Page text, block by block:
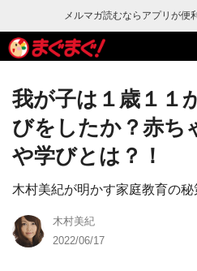
メルマガ読むならアプリが便利
我が子は１歳１１
びをしたか？赤ち
や学びとは？！
木村美紀が明かす家庭教育の秘
木村美紀
2022/06/17